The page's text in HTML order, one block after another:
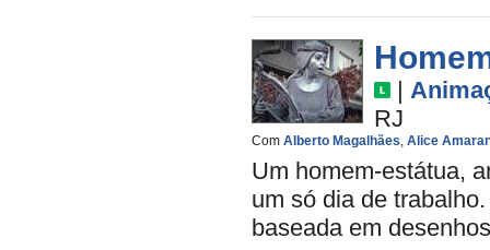
|
RJ
Com Alberto Magalhães, Alice
Um homem-estátua,
um só dia de
baseada em